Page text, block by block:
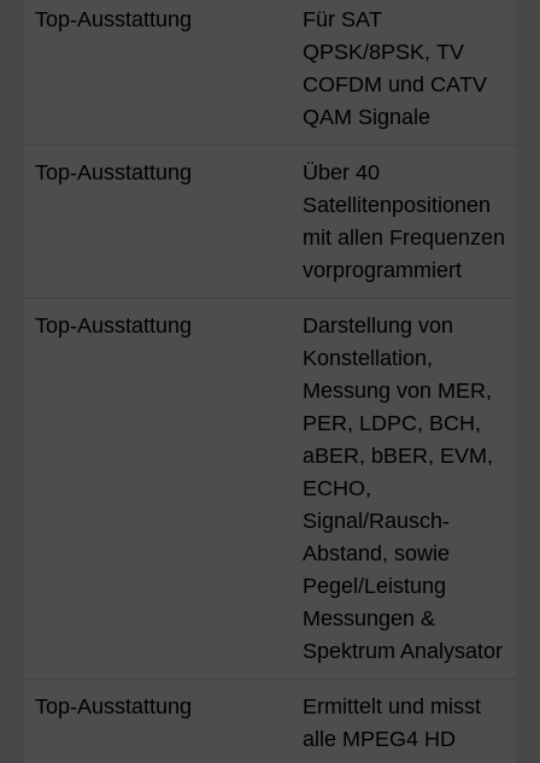
Top-Ausstattung
Für SAT
QPSK/8PSK, TV
COFDM und CATV
QAM Signale
Top-Ausstattung
Über 40
Satellitenpositionen
mit allen Frequenzen
vorprogrammiert
Top-Ausstattung
Darstellung von
Konstellation,
Messung von MER,
PER, LDPC, BCH,
aBER, bBER, EVM,
ECHO,
Signal/Rausch-
Abstand, sowie
Pegel/Leistung
Messungen &
Spektrum Analysator
Top-Ausstattung
Ermittelt und misst
alle MPEG4 HD